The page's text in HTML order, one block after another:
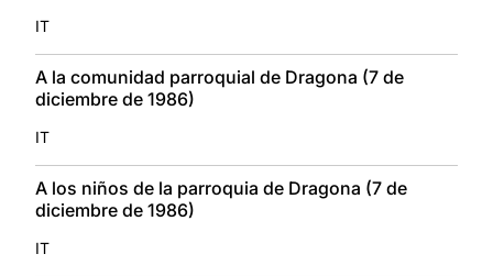
IT
A la comunidad parroquial de Dragona (7 de
diciembre de 1986)
IT
A los niños de la parroquia de Dragona (7 de
diciembre de 1986)
IT